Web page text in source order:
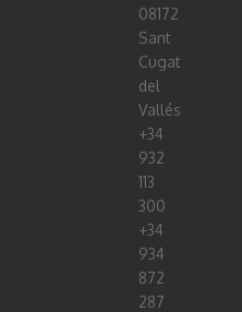
08172
Sant
Cugat
del
Vallés
+34
932
113
300
+34
934
872
287